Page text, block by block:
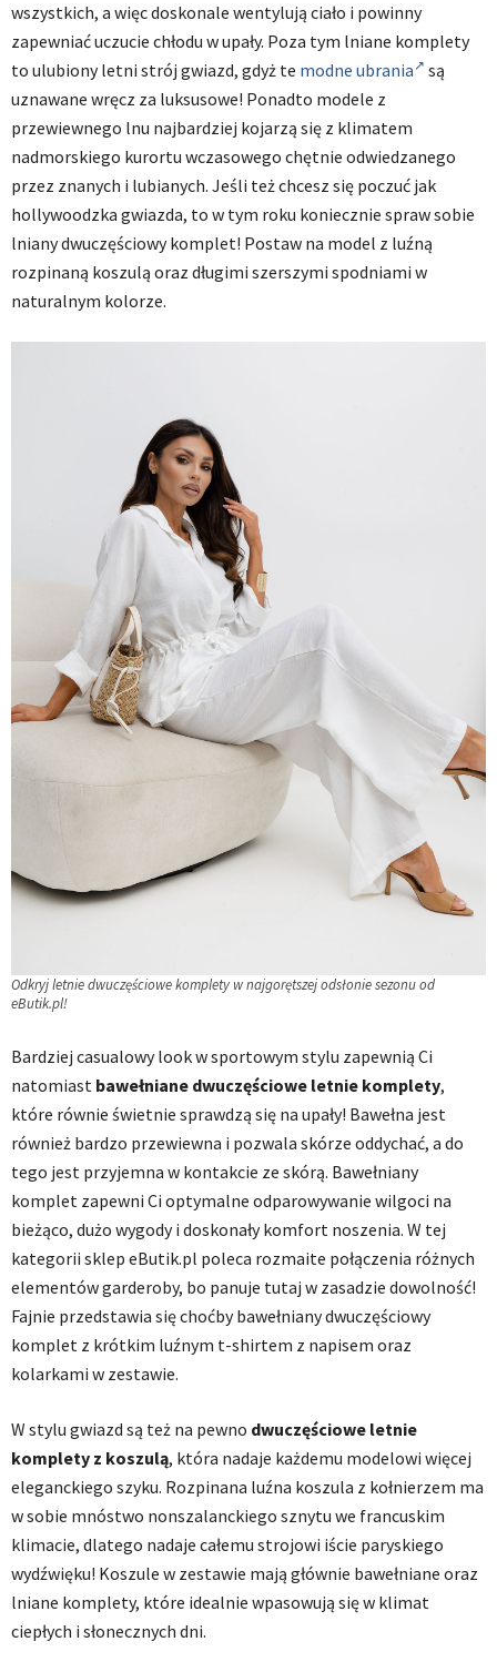
wszystkich, a więc doskonale wentylują ciało i powinny
zapewniać uczucie chłodu w upały. Poza tym lniane komplety
to ulubiony letni strój gwiazd, gdyż te modne ubrania
są
uznawane wręcz za luksusowe! Ponadto modele z
przewiewnego lnu najbardziej kojarzą się z klimatem
nadmorskiego kurortu wczasowego chętnie odwiedzanego
przez znanych i lubianych. Jeśli też chcesz się poczuć jak
hollywoodzka gwiazda, to w tym roku koniecznie spraw sobie
lniany dwuczęściowy komplet! Postaw na model z luźną
rozpinaną koszulą oraz długimi szerszymi spodniami w
naturalnym kolorze.
Odkryj letnie dwuczęściowe komplety w najgorętszej odsłonie sezonu od
eButik.pl!
Bardziej casualowy look w sportowym stylu zapewnią Ci
natomiast bawełniane dwuczęściowe letnie komplety,
które równie świetnie sprawdzą się na upały! Bawełna jest
również bardzo przewiewna i pozwala skórze oddychać, a do
tego jest przyjemna w kontakcie ze skórą. Bawełniany
komplet zapewni Ci optymalne odparowywanie wilgoci na
bieżąco, dużo wygody i doskonały komfort noszenia. W tej
kategorii sklep eButik.pl poleca rozmaite połączenia różnych
elementów garderoby, bo panuje tutaj w zasadzie dowolność!
Fajnie przedstawia się choćby bawełniany dwuczęściowy
komplet z krótkim luźnym t-shirtem z napisem oraz
kolarkami w zestawie.
W stylu gwiazd są też na pewno dwuczęściowe letnie
komplety z koszulą, która nadaje każdemu modelowi więcej
eleganckiego szyku. Rozpinana luźna koszula z kołnierzem ma
w sobie mnóstwo nonszalanckiego sznytu we francuskim
klimacie, dlatego nadaje całemu strojowi iście paryskiego
wydźwięku! Koszule w zestawie mają głównie bawełniane oraz
lniane komplety, które idealnie wpasowują się w klimat
ciepłych i słonecznych dni.